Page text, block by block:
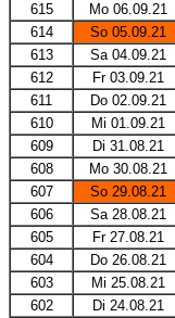
615
Mo 06.09.21
614
So 05.09.21
613
Sa 04.09.21
612
Fr 03.09.21
611
Do 02.09.21
610
Mi 01.09.21
609
Di 31.08.21
608
Mo 30.08.21
607
So 29.08.21
606
Sa 28.08.21
605
Fr 27.08.21
604
Do 26.08.21
603
Mi 25.08.21
602
Di 24.08.21